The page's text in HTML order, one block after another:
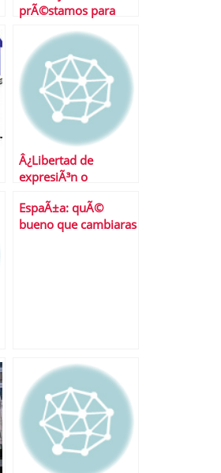
prÃ©stamos para
Â¿Libertad de
expresiÃ³n o
EspaÃ±a: quÃ©
bueno que cambiaras